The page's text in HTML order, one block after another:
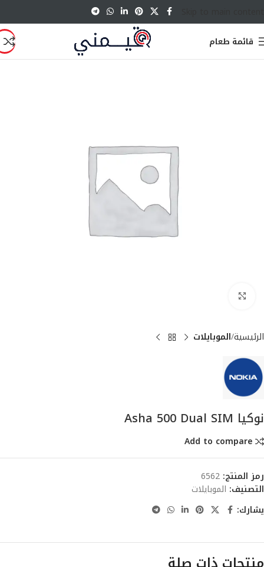
قائمة طعام
الرئيسية الموبايلات
نوكيا Asha 500 Dual SIM
Add to compare
رمز المنتج: 6562
التصنيف: الموبايلات
يشارك: